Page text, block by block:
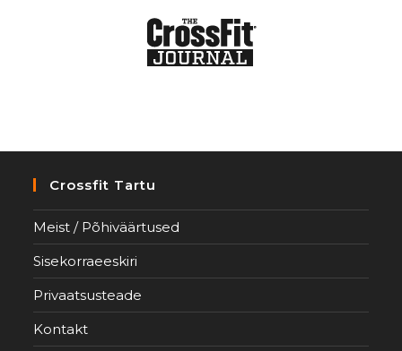
Crossfit Tartu
Meist / Põhiväärtused
Sisekorraeeskiri
Privaatsusteade
Kontakt